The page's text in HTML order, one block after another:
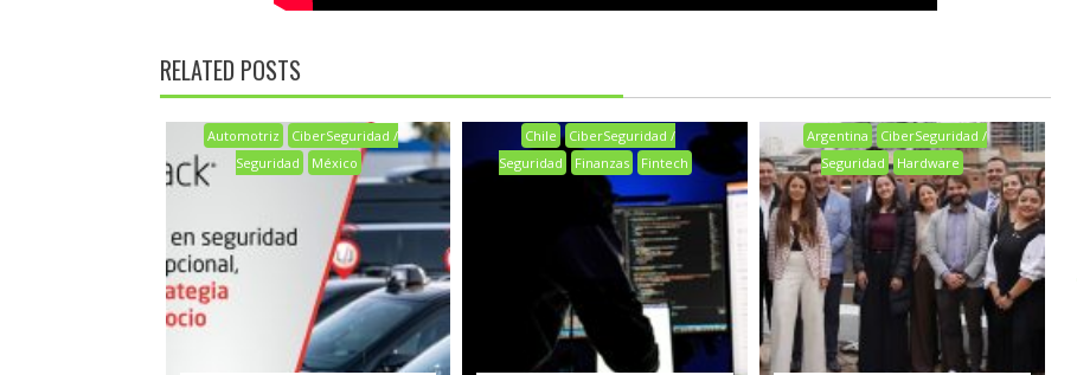
RELATED POSTS
Automotriz
CiberSeguridad /
Seguridad
México
Chile
CiberSeguridad /
Seguridad
Finanzas Fintech
Argentina
CiberSeguridad /
Seguridad
Hardware